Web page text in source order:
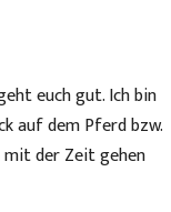
euch gut. Ich bin
auf dem Pferd bzw.
mit der Zeit gehen